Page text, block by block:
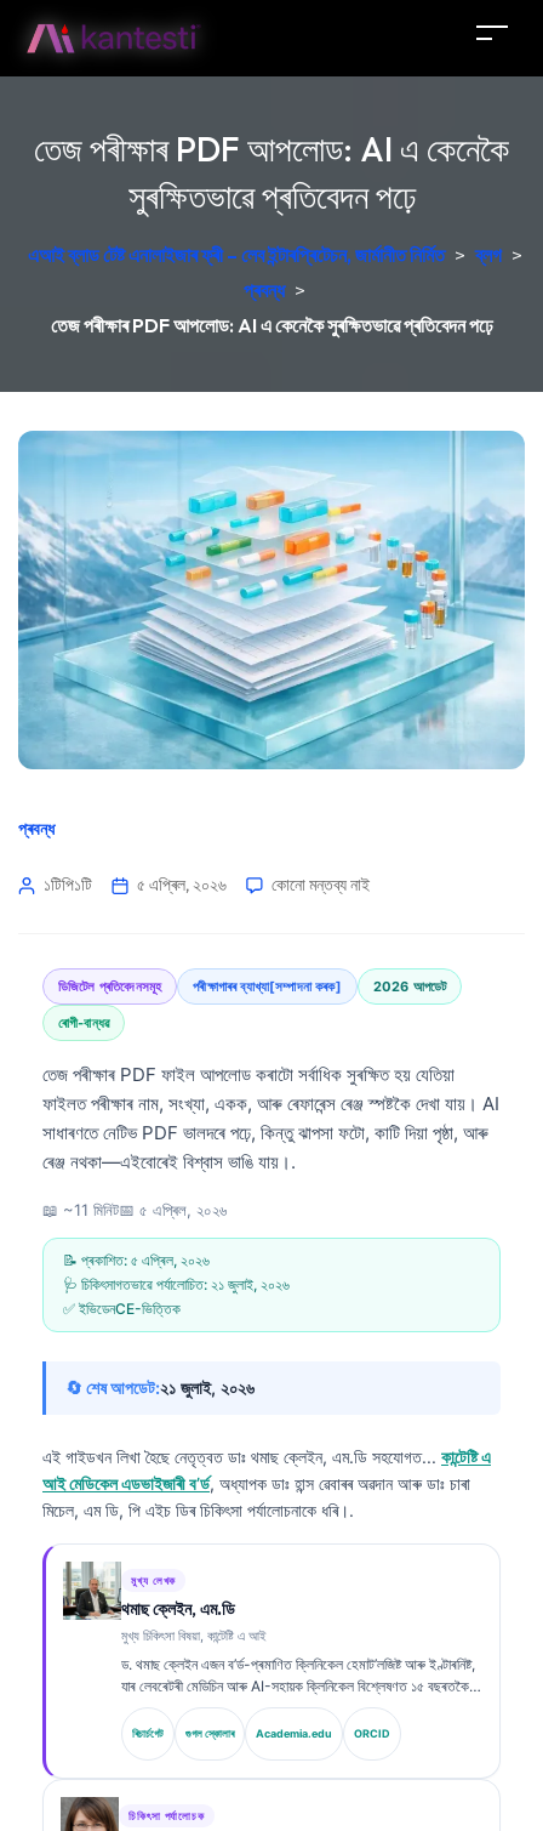
তেজ পৰীক্ষাৰ PDF আপলোড: AI এ কেনেকৈ
সুৰক্ষিতভাৱে প্ৰতিবেদন পঢ়ে
এআই ব্লাড টেষ্ট এনালাইজাৰ ফ্ৰী – লেব ইন্টাৰপ্ৰিটেচন, জাৰ্মানীত নিৰ্মিত > ব্লগ >
প্ৰবন্ধ >
তেজ পৰীক্ষাৰ PDF আপলোড: AI এ কেনেকৈ সুৰক্ষিতভাৱে প্ৰতিবেদন পঢ়ে
প্ৰবন্ধ
১টিপি১টি ৫ এপ্ৰিল, ২০২৬ কোনো মন্তব্য নাই
ডিজিটেল প্ৰতিবেদনসমূহ পৰীক্ষাগাৰৰ ব্যাখ্যা[সম্পাদনা কৰক] 2026 আপডেট
ৰোগী-বান্ধৱ
তেজ পৰীক্ষাৰ PDF ফাইল আপলোড কৰাটো সৰ্বাধিক সুৰক্ষিত হয় যেতিয়া
ফাইলত পৰীক্ষাৰ নাম, সংখ্যা, একক, আৰু ৰেফাৰেন্স ৰেঞ্জ স্পষ্টকৈ দেখা যায়। AI
সাধাৰণতে নেটিভ PDF ভালদৰে পঢ়ে, কিন্তু ঝাপসা ফটো, কাটি দিয়া পৃষ্ঠা, আৰু
ৰেঞ্জ নথকা—এইবোৰেই বিশ্বাস ভাঙি যায়।.
📖 ~11 মিনিট📅 ৫ এপ্ৰিল, ২০২৬
📝 প্ৰকাশিত: ৫ এপ্ৰিল, ২০২৬
🩺 চিকিৎসাগতভাৱে পৰ্যালোচিত: ২১ জুলাই, ২০২৬
✅ ইভিডেনCE-ভিত্তিক
🔄 শেষ আপডেট:২১ জুলাই, ২০২৬
এই গাইডখন লিখা হৈছে নেতৃত্বতডাঃ থমাছ ক্লেইন, এম.ডি সহযোগত... কান্টেষ্টি এ
আই মেডিকেল এডভাইজাৰী ব’ৰ্ড, অধ্যাপক ডাঃ হান্স ৱেবাৰৰ অৱদান আৰু ডাঃ চাৰা
মিচেল, এম ডি, পি এইচ ডিৰ চিকিৎসা পৰ্যালোচনাকে ধৰি।.
মুখ্য লেখক
থমাছ ক্লেইন, এম.ডি
মুখ্য চিকিৎসা বিষয়া, কান্টেষ্টি এ আই
ড. থমাছ ক্লেইন এজন ব’ৰ্ড-প্ৰমাণিত ক্লিনিকেল হেমাট’লজিষ্ট আৰু ইণ্টাৰনিষ্ট,
যাৰ লেবৰেটৰী মেডিচিন আৰু AI-সহায়ক ক্লিনিকেল বিশ্লেষণত ১৫ বছৰতকৈ
অধিক অভিজ্ঞতা আছে। Kantesti AI-ত মুখ্য চিকিৎসা বিষয়া (Chief
Medical Officer) হিচাপে, তেওঁ মালিকস্বত্বাধীন নিউৰেল নেটৱৰ্কৰ
চিকিৎসাগত সঠিকতাৰ ওপৰত ক্লিনিকেল তত্ত্বাৱধান প্ৰদান কৰে। ড. ক্লেইনে
ৰিচাৰ্চগেট গুগল স্কোলাৰ Academia.edu ORCID
চিকিৎসা পৰ্যালোচক